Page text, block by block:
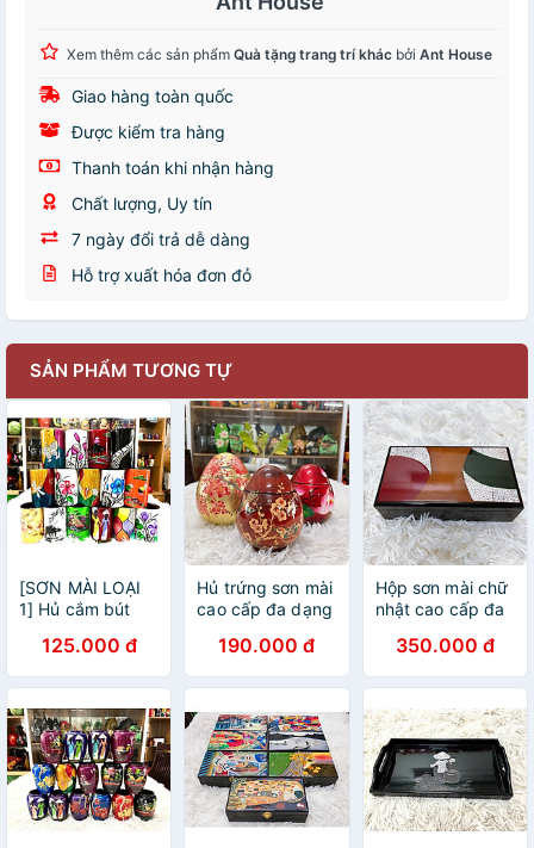
Xem thêm các sản phẩm Quà tặng trang trí khác bởi Ant House
Giao hàng toàn quốc
Được kiểm tra hàng
Thanh toán khi nhận hàng
Chất lượng, Uy tín
7 ngày đổi trả dễ dàng
Hỗ trợ xuất hóa đơn đỏ
SẢN PHẨM TƯƠNG TỰ
[SƠN MÀI LOẠI
1] Hủ cắm bút
Tặng Quà Lưu
niệm - Trang trí
Decor size 11x7
cm
125.000 đ
Hủ trứng sơn mài
cao cấp đa dạng
hợp đựng đồ vật
nhỏ, bánh kẹo,
làm quà tặng
190.000 đ
Hộp sơn mài chữ
nhật cao cấp đa
vật nhỏ văn
phòng, trong
nhà, làm quà
tặng ý nghĩa
350.000 đ